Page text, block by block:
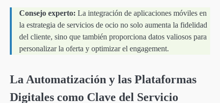
Consejo experto: La integración de aplicaciones móviles en
la estrategia de servicios de ocio no solo aumenta la fidelidad
del cliente, sino que también proporciona datos valiosos para
personalizar la oferta y optimizar el engagement.
La Automatización y las Plataformas
Digitales como Clave del Servicio